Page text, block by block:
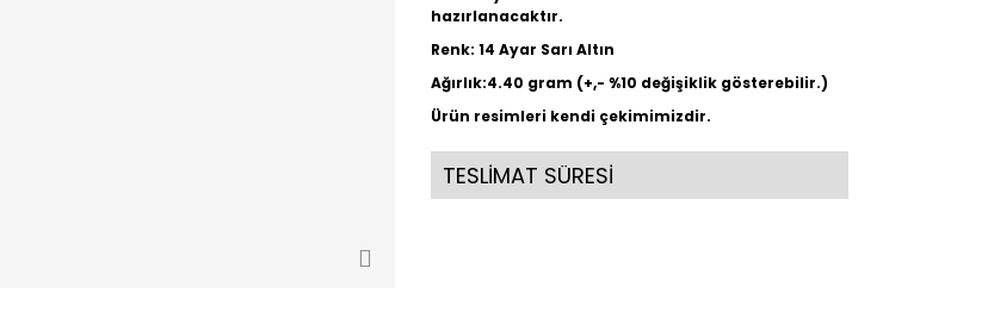
hazırlanacaktır.
Renk: 14 Ayar Sarı Altın
Ağırlık:4.40 gram (+,- %10 değişiklik gösterebilir.)
Ürün resimleri kendi çekimimizdir.
TESLİMAT SÜRESİ